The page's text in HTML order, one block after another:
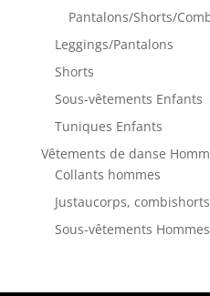
Pantalons/Shorts/
Leggings/Pantalons
Shorts
Sous-vêtements Enfants
Tuniques Enfants
Vêtements de danse
Collants hommes
Justaucorps,
Sous-vêtements Hommes